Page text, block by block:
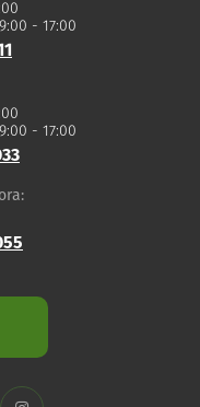
- 17:00
- 17:00